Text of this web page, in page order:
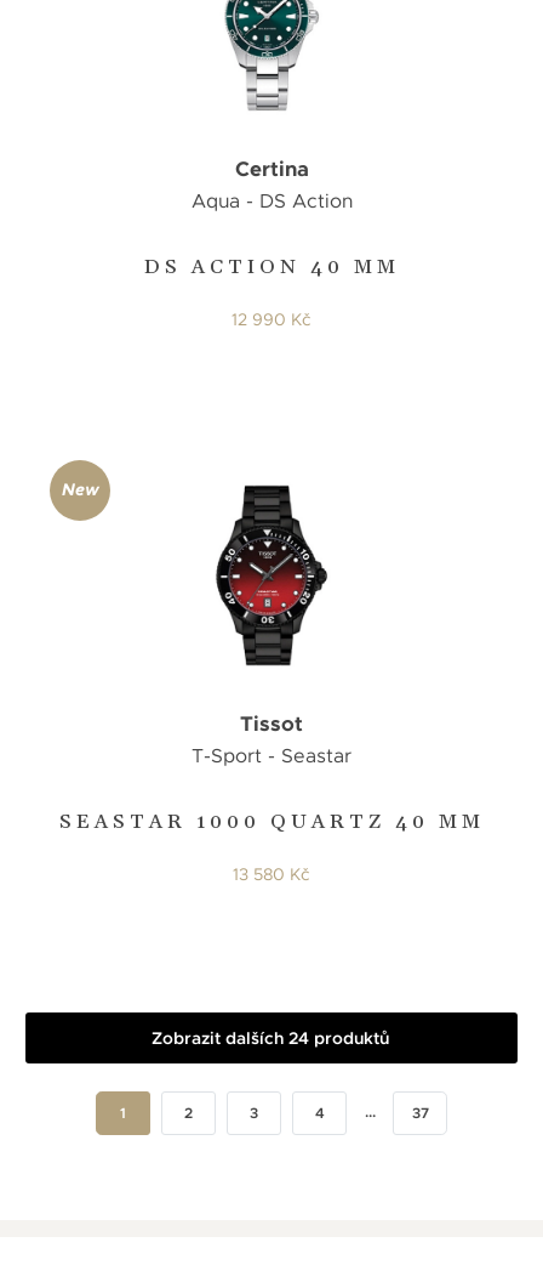
DS ACTION 40 MM
Certina
Aqua - DS Action
12 990 Kč
SEASTAR 1000 QUARTZ 40 MM
Tissot
T-Sport - Seastar
13 580 Kč
New
Zobrazit dalších 24 produktů
1 2 3 4 ... 37